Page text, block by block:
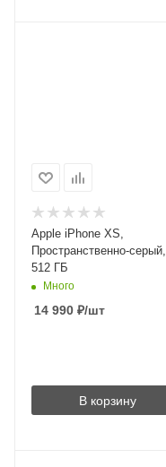
Apple iPhone XS,
Пространственно-серый,
512 ГБ
Много
14 990 ₽/шт
В корзину